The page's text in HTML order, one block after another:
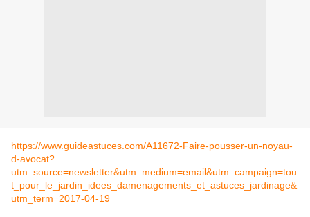
https://www.guideastuces.com/A11672-Faire-pousser-un-noyau-
d-avocat?
utm_source=newsletter&utm_medium=email&utm_campaign=tou
t_pour_le_jardin_idees_damenagements_et_astuces_jardinage&
utm_term=2017-04-19